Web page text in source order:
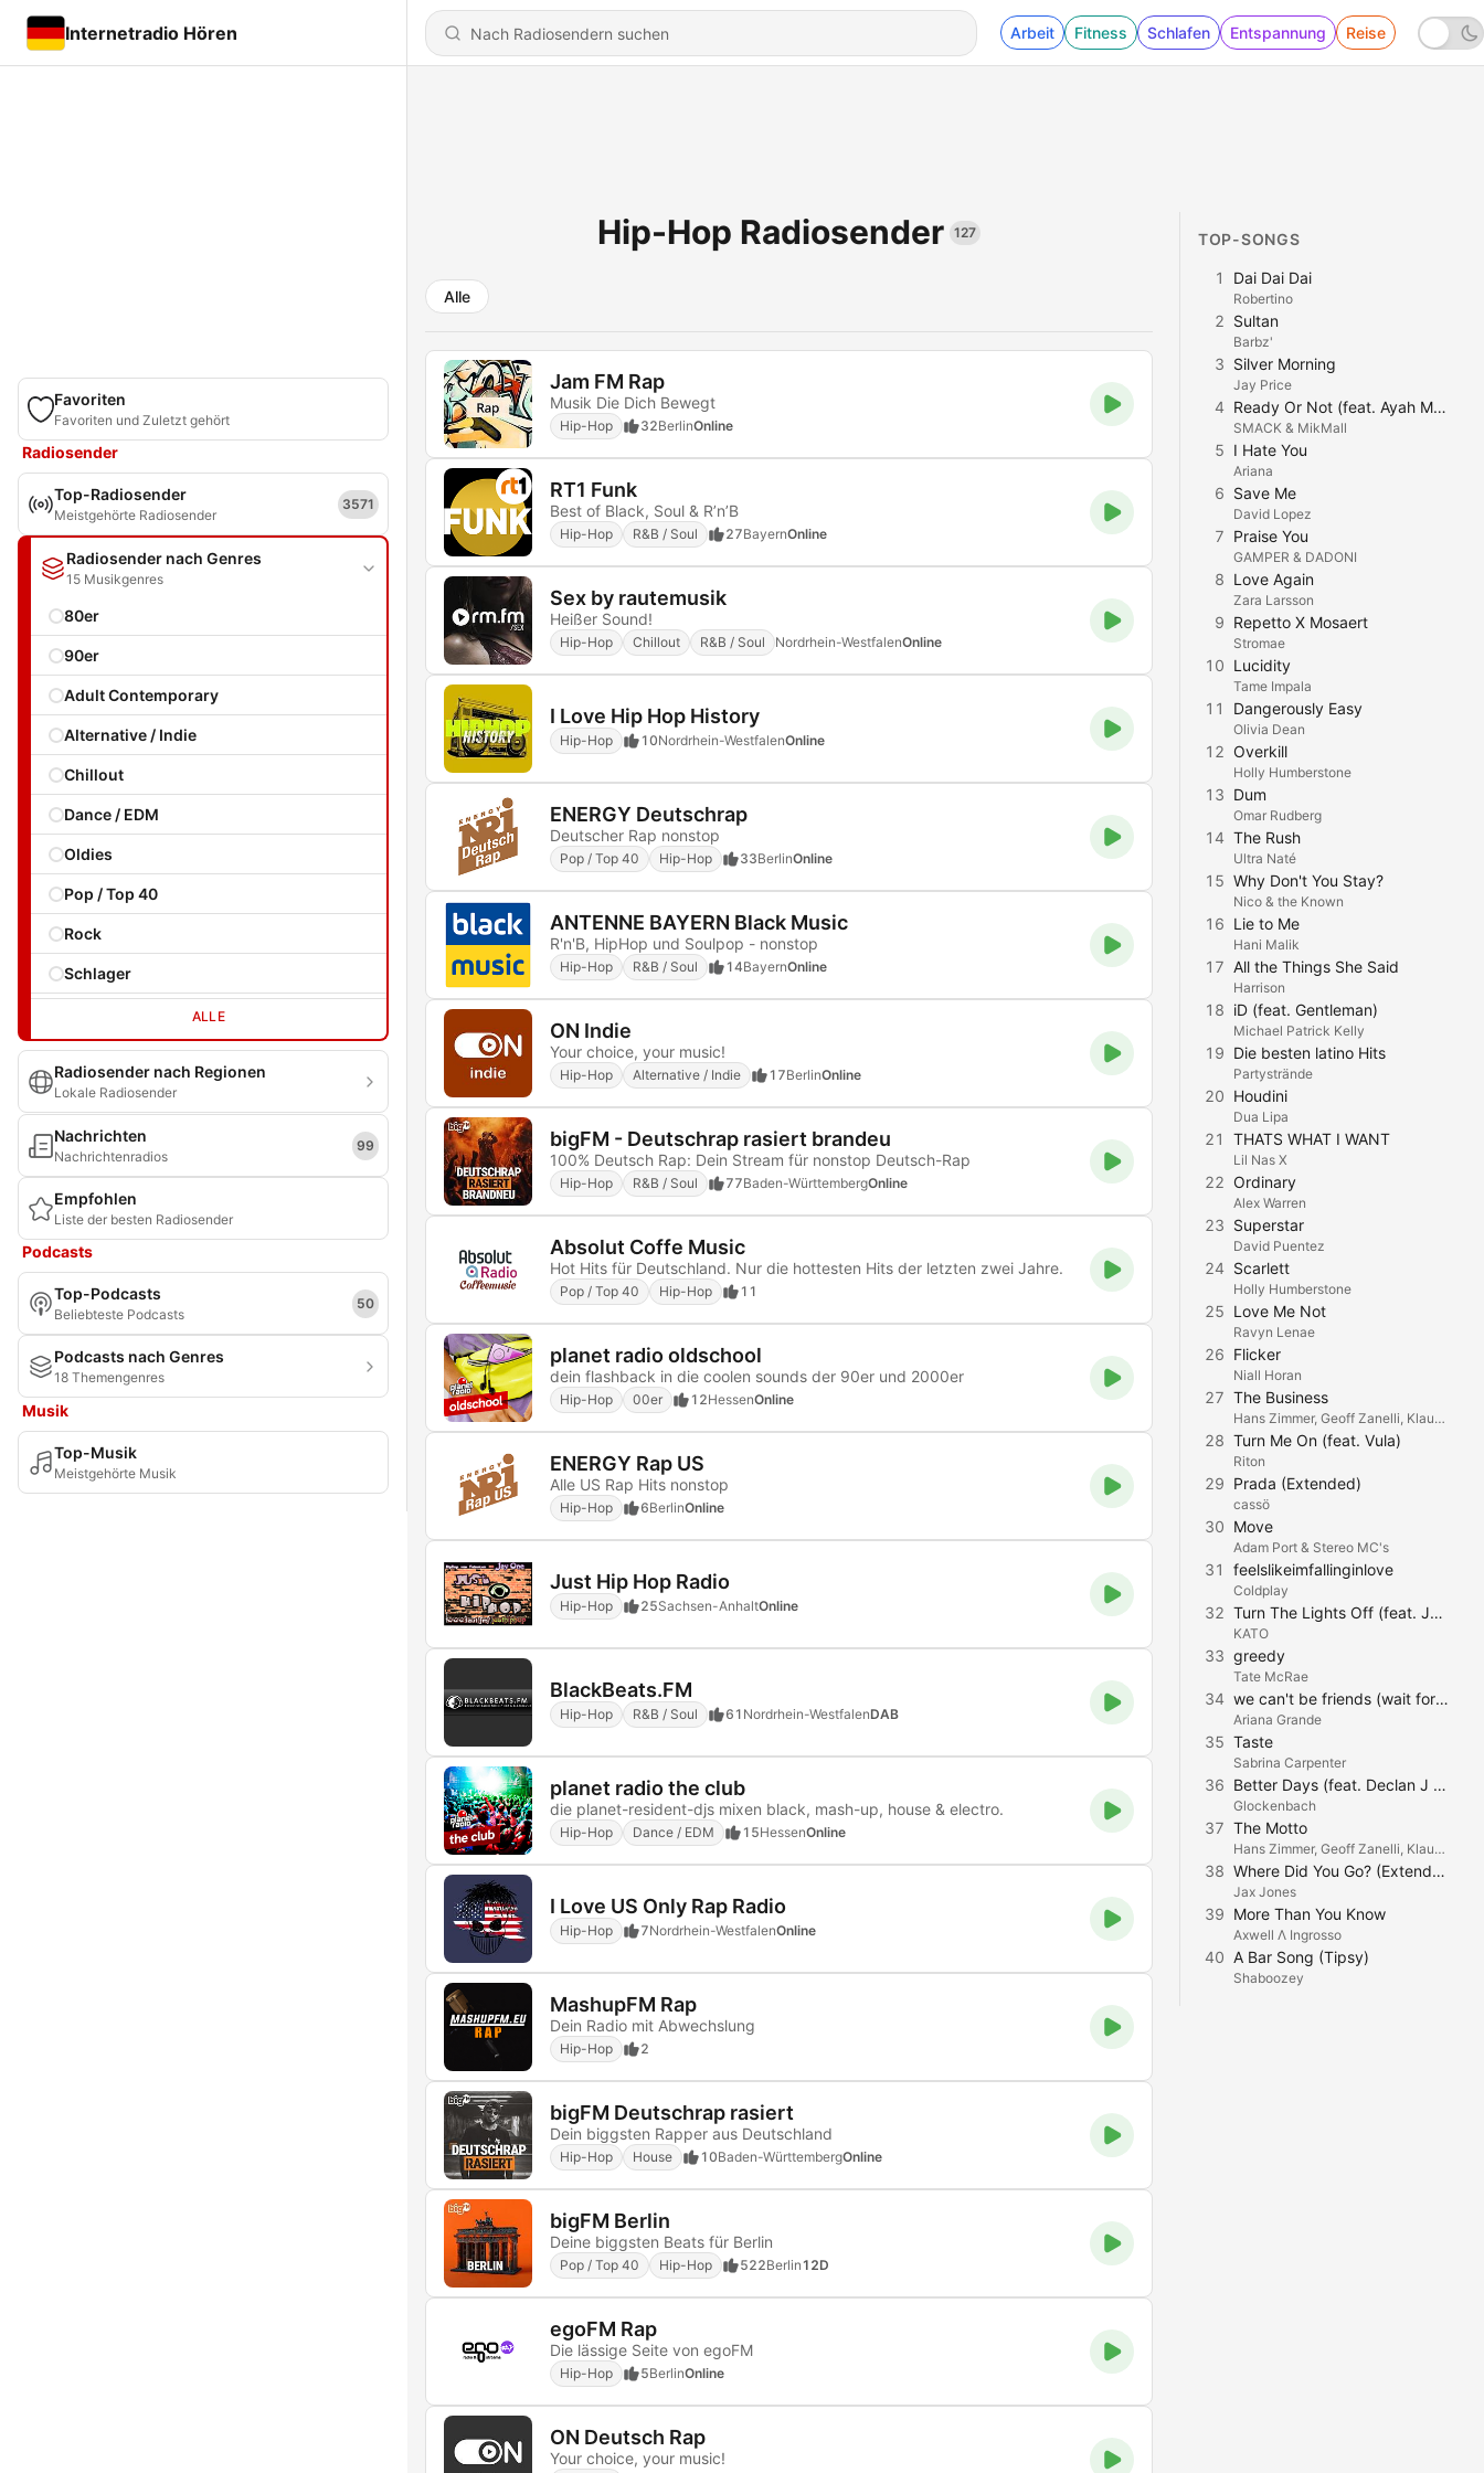
Internetradio Hören Arbeit Fitness Schlafen Entspannung Reise
Favoriten
Favoriten und Zuletzt gehört
Radiosender
Top-Radiosender
Meistgehörte Radiosender
3571
Radiosender nach Genres
15 Musikgenres
80er
90er
Adult Contemporary
Alternative / Indie
Chillout
Dance / EDM
Oldies
Pop / Top 40
Rock
Schlager
ALLE
Radiosender nach Regionen
Lokale Radiosender
Nachrichten
Nachrichtenradios
99
Empfohlen
Liste der besten Radiosender
Podcasts
Top-Podcasts
Beliebteste Podcasts
50
Podcasts nach Genres
18 Themengenres
Musik
Top-Musik
Meistgehörte Musik
Hip-Hop Radiosender 127
Alle
Jam FM Rap
Musik Die Dich Bewegt
Hip-Hop 32BerlinOnline
RT1 Funk
Best of Black, Soul & R’n’B
Hip-Hop R&B / Soul 27BayernOnline
Sex by rautemusik
Heißer Sound!
Hip-Hop Chillout R&B / Soul Nordrhein-WestfalenOnline
I Love Hip Hop History
Hip-Hop 10Nordrhein-WestfalenOnline
ENERGY Deutschrap
Deutscher Rap nonstop
Pop / Top 40 Hip-Hop 33BerlinOnline
ANTENNE BAYERN Black Music
R'n'B, HipHop und Soulpop - nonstop
Hip-Hop R&B / Soul 14BayernOnline
ON Indie
Your choice, your music!
Hip-Hop Alternative / Indie 17BerlinOnline
bigFM - Deutschrap rasiert brandeu
100% Deutsch Rap: Dein Stream für nonstop Deutsch-Rap
Hip-Hop R&B / Soul 77Baden-WürttembergOnline
Absolut Coffe Music
Hot Hits für Deutschland. Nur die hottesten Hits der letzten zwei Jahre.
Pop / Top 40 Hip-Hop 11
planet radio oldschool
dein flashback in die coolen sounds der 90er und 2000er
Hip-Hop 00er 12HessenOnline
ENERGY Rap US
Alle US Rap Hits nonstop
Hip-Hop 6BerlinOnline
Just Hip Hop Radio
Hip-Hop 25Sachsen-AnhaltOnline
BlackBeats.FM
Hip-Hop R&B / Soul 61 Nordrhein-WestfalenDAB
planet radio the club
die planet-resident-djs mixen black, mash-up, house & electro.
Hip-Hop Dance / EDM 15HessenOnline
I Love US Only Rap Radio
Hip-Hop 7Nordrhein-WestfalenOnline
MashupFM Rap
Dein Radio mit Abwechslung
Hip-Hop 2
bigFM Deutschrap rasiert
Dein biggsten Rapper aus Deutschland
Hip-Hop House 10Baden-WürttembergOnline
bigFM Berlin
Deine biggsten Beats für Berlin
Pop / Top 40 Hip-Hop 522Berlin12D
egoFM Rap
Die lässige Seite von egoFM
Hip-Hop 5BerlinOnline
ON Deutsch Rap
Your choice, your music!
TOP-SONGS
1 Dai Dai Dai
Robertino
2 Sultan
Barbz'
3 Silver Morning
Jay Price
4 Ready Or Not (feat. Ayah Marar) [Extended Mix]
SMACK & MikMall
5 I Hate You
Ariana
6 Save Me
David Lopez
7 Praise You
GAMPER & DADONI
8 Love Again
Zara Larsson
9 Repetto X Mosaert
Stromae
10 Lucidity
Tame Impala
11 Dangerously Easy
Olivia Dean
12 Overkill
Holly Humberstone
13 Dum
Omar Rudberg
14 The Rush
Ultra Naté
15 Why Don't You Stay?
Nico & the Known
16 Lie to Me
Hani Malik
17 All the Things She Said
Harrison
18 iD (feat. Gentleman)
Michael Patrick Kelly
19 Die besten latino Hits
Partystrände
20 Houdini
Dua Lipa
21 THATS WHAT I WANT
Lil Nas X
22 Ordinary
Alex Warren
23 Superstar
David Puentez
24 Scarlett
Holly Humberstone
25 Love Me Not
Ravyn Lenae
26 Flicker
Niall Horan
27 The Business
Hans Zimmer, Geoff Zanelli, Klaus Badelt & Tiesto
28 Turn Me On (feat. Vula)
Riton
29 Prada (Extended)
cassö
30 Move
Adam Port & Stereo MC's
31 feelslikeimfallinginlove
Coldplay
32 Turn The Lights Off (feat. Jon)
KATO
33 greedy
Tate McRae
34 we can't be friends (wait for your love)
Ariana Grande
35 Taste
Sabrina Carpenter
36 Better Days (feat. Declan J Donovan)
Glockenbach
37 The Motto
Hans Zimmer, Geoff Zanelli, Klaus Badelt & Tiesto
38 Where Did You Go? (Extended Mix)
Jax Jones
39 More Than You Know
Axwell Λ Ingrosso
40 A Bar Song (Tipsy)
Shaboozey